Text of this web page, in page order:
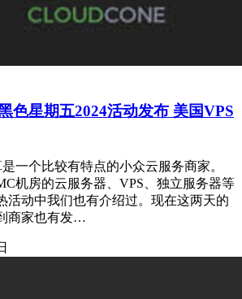
色星期五2024活动发布 美国VPS
是一个比较有特点的小众云服务商家。
机房的云服务器、VPS、独立服务器等
活动中我们也有介绍过。现在这两天的
商家也有发…